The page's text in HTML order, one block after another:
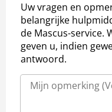
Uw vragen en
belangrijke
de Mascus-service.
geven u, indien
antwoord.